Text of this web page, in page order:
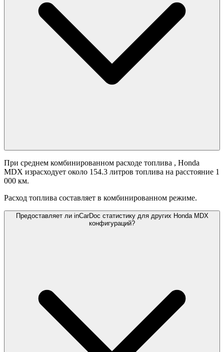
При среднем комбинированном расходе топлива , Honda
MDX израсходует около 154.3 литров топлива на расстояние 1
000 км.
Расход топлива составляет в комбинированном режиме.
Предоставляет ли inCarDoc статистику для других Honda MDX
конфигураций?